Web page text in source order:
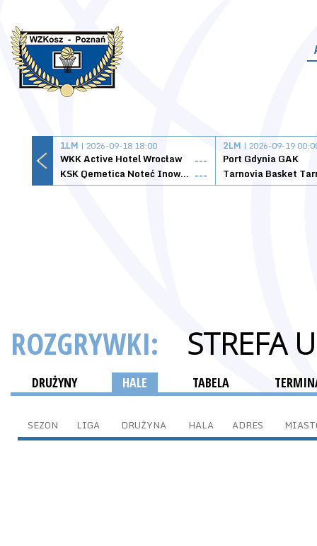
1LM | 2026-09-18 18:00
WKK Active Hotel Wrocław
---
KSK Qemetica Noteć Inowrocław ---
2LM | 2026-09-19
Port Gdynia GAK
ROZGRYWKI: STREFA
DRUŻYNY HALE TABELA
SEZON LIGA DRUŻYNA HALA ADRES